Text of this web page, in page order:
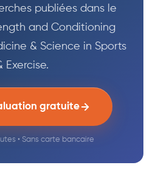
publiées dans le
and Conditioning
& Science in Sports
Exercise.
gratuite
• Sans carte bancaire